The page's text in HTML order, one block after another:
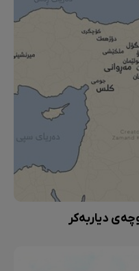
دیاربەکر